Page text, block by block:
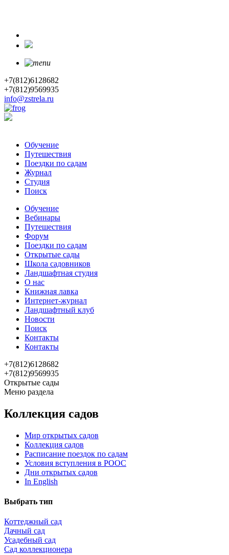
+7(812)6128682
+7(812)9569935
info@zstrela.ru
Обучение
Путешествия
Поездки по садам
Журнал
Студия
Поиск
Обучение
Вебинары
Путешествия
Форум
Поездки по садам
Открытые сады
Школа садовников
Ландшафтная студия
О нас
Книжная лавка
Интернет-журнал
Ландшафтный клуб
Новости
Поиск
Контакты
Контакты
+7(812)6128682
+7(812)9569935
Открытые сады
Меню раздела
Коллекция садов
Мир открытых садов
Коллекция садов
Расписание поездок по садам
Условия вступления в РООС
Дни открытых садов
In English
Выбрать тип
Коттеджный сад
Дачный сад
Усадебный сад
Сад коллекционера